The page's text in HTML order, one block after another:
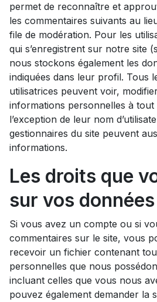
permet de reconnaître et
les commentaires suivants au
file de modération. Pour les
qui s’enregistrent sur notre site
nous stockons également les
indiquées dans leur profil. Tous
utilisatrices peuvent voir,
informations personnelles à tout
l’exception de leur nom
gestionnaires du site peuvent
informations.
Les droits que
sur vos données
Si vous avez un compte ou si
commentaires sur le site, vous
recevoir un fichier contenant
personnelles que nous
incluant celles que vous nous
pouvez également demander la